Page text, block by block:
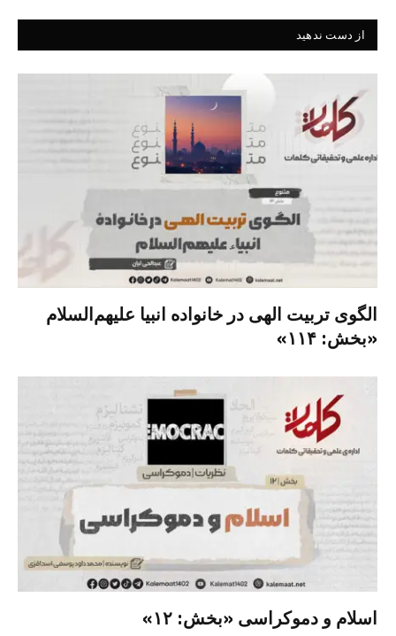
از دست ندهید
الگوی تربیت الهی در خانواده انبیا‌‌ علیهم‌السلام
«بخش: ۱۱۴»
اسلام و دموکراسی «بخش: ۱۲»